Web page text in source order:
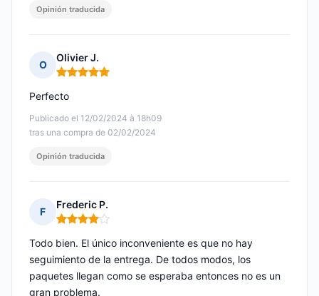
Opinión traducida
O
Olivier J.
Nota: 5 de 5
Publicado el 12/02/2024 à 18h09
tras una compra de 02/02/2024
Perfecto
Opinión traducida
F
Frederic P.
Nota: 4 de 5
Todo bien. El único inconveniente es que no hay
seguimiento de la entrega. De todos modos, los
paquetes llegan como se esperaba entonces no es un
gran problema.